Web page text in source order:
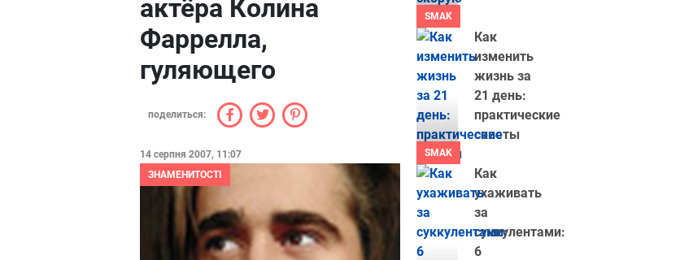
актёра Колина
Фаррелла,
гуляющего
поделиться:
14 серпня 2007, 11:07
ЗНАМЕНИТОСТІ
SMAK
SMAK
Как
изменить
жизнь за
21 день:
практические
советы
Как
ухаживать
за
суккулентами:
6